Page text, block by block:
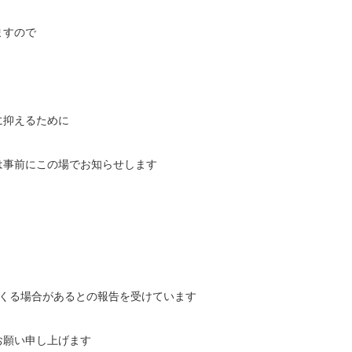
すので
えるために
前にこの場でお知らせします
る場合があるとの報告を受けています
い申し上げます